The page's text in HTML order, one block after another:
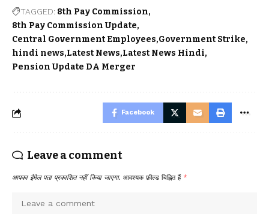
TAGGED: 8th Pay Commission
8th Pay Commission Update
Central Government Employees Government Strike
hindi news Latest News Latest News Hindi
Pension Update DA Merger
Facebook
Leave a comment
आपका ईमेल पता प्रकाशित नहीं किया जाएगा. आवश्यक फ़ील्ड चिह्नित हैं *